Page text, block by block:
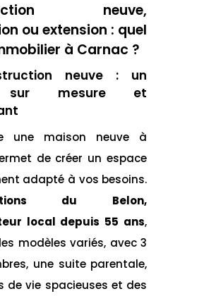
neuve,
ou extension : quel
à Carnac ?
neuve : un
sur mesure et
une maison neuve à
de créer un espace
adapté à vos besoins.
du Belon,
local depuis 55 ans,
modèles variés, avec 3
une suite parentale,
de vie spacieuses et des